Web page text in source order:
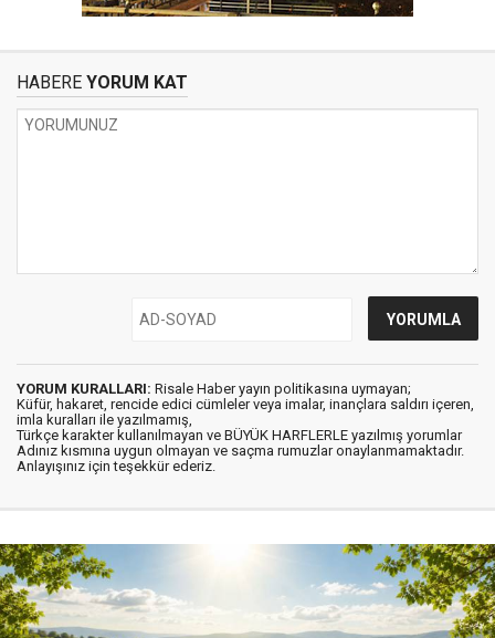
HABERE YORUM KAT
YORUM KURALLARI: Risale Haber yayın politikasına uymayan;
Küfür, hakaret, rencide edici cümleler veya imalar, inançlara saldırı içeren,
imla kuralları ile yazılmamış,
Türkçe karakter kullanılmayan ve BÜYÜK HARFLERLE yazılmış yorumlar
Adınız kısmına uygun olmayan ve saçma rumuzlar onaylanmamaktadır.
Anlayışınız için teşekkür ederiz.